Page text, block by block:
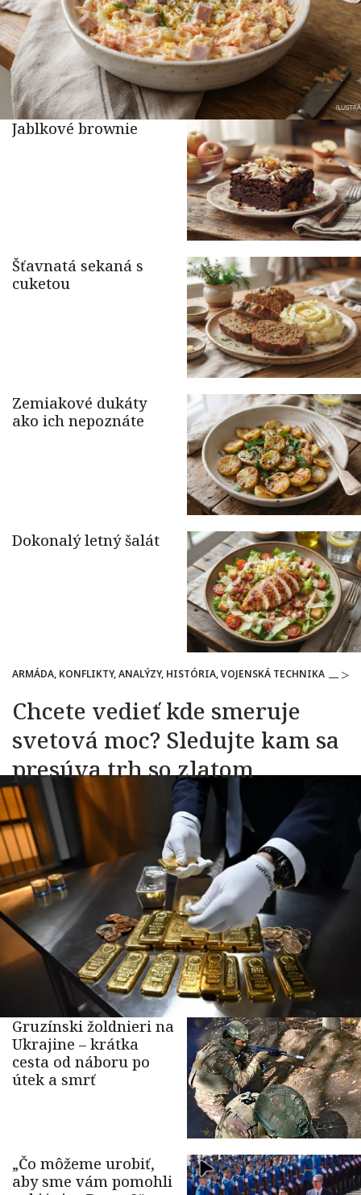
ARMÁDA, KONFLIKTY, ANALÝZY, HISTÓRIA, VOJENSKÁ TECHNIKA